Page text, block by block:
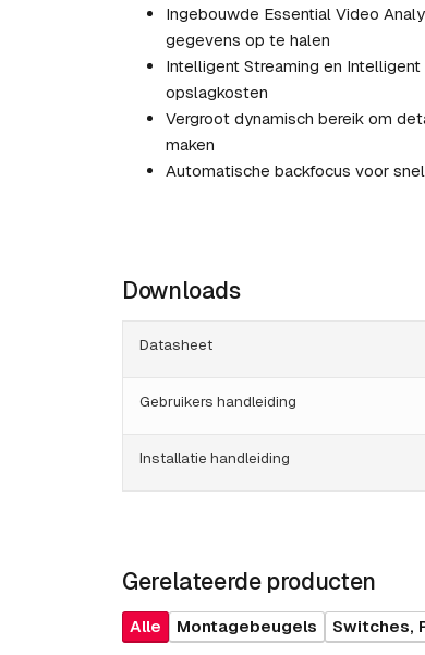
Ingebouwde Essential Video
gegevens op te halen
Intelligent Streaming en
opslagkosten
Vergroot dynamisch bereik om
maken
Automatische backfocus voor
Downloads
Datasheet
Gebruikers handleiding
Installatie handleiding
Gerelateerde producten
Alle Montagebeugels Switches,